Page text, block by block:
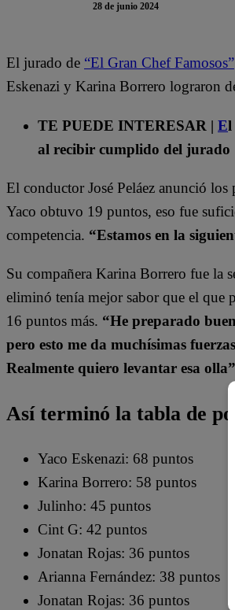
28 de junio 2024
El jurado de “El Gran Chef Famosos”
Eskenazi y Karina Borrero lograron
TE PUEDE INTERESAR | El
al recibir cumplido del jurado
El conductor José Peláez anunció
Yaco obtuvo 19 puntos, eso fue
competencia. “Estamos en la
Su compañera Karina Borrero fue la
eliminó tenía mejor sabor que el que
16 puntos más. “He preparado
pero esto me da muchísimas
Realmente quiero levantar esa olla”
Así terminó la tabla de
Yaco Eskenazi: 68 puntos
Karina Borrero: 58 puntos
Julinho: 45 puntos
Cint G: 42 puntos
Jonatan Rojas: 36 puntos
Arianna Fernández: 38 puntos
Jonatan Rojas: 36 puntos